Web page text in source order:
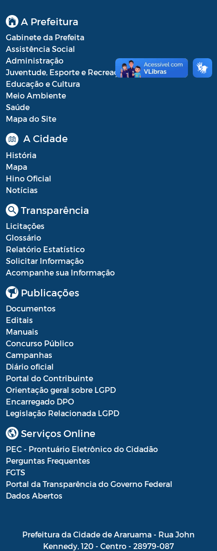
A Prefeitura
Gabinete da Prefeita
Assistência Social
Administração
Juventude, Esporte e Recreação
Educação e Cultura
Meio Ambiente
Saúde
Mapa do Site
A Cidade
História
Mapa
Hino Oficial
Notícias
Transparência
Licitações
Glossário
Relatório Estatístico
Solicitar Informação
Acompanhe sua Informação
Publicações
Documentos
Editais
Manuais
Concurso Público
Campanhas
Diário oficial
Portal do Contribuinte
Orientação geral sobre LGPD
Encarregado DPO
Legislação Relacionada LGPD
Serviços Online
PEC - Prontuário Eletrônico do Cidadão
Perguntas Frequentes
FGTS
Portal da Transparência do Governo Federal
Dados Abertos
Prefeitura da Cidade de Araruama - Rua John
Kennedy, 120 - Centro - 28979-087